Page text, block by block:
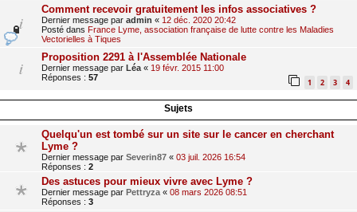
Comment recevoir gratuitement les infos associatives ?
Dernier message par admin « 12 déc. 2020 20:42
Posté dans France Lyme, association française de lutte contre les Maladies
Vectorielles à Tiques
Proposition 2291 à l'Assemblée Nationale
Dernier message par Léa « 19 févr. 2015 11:00
Réponses : 57 1 2 3 4
Sujets
Quelqu'un est tombé sur un site sur le cancer en cherchant
Lyme ?
Dernier message par Severin87 « 03 juil. 2026 16:54
Réponses : 2
Des astuces pour mieux vivre avec Lyme ?
Dernier message par Pettryza « 08 mars 2026 08:51
Réponses : 3